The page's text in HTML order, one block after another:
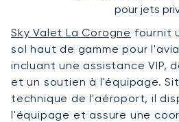
pour jets
Sky Valet La Corogne fournit
sol haut de gamme pour
incluant une assistance VIP,
et un soutien à l'équipage.
technique de l'aéroport, il
l'équipage et assure une